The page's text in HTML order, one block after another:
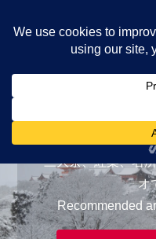
おすすめ/
三大祭、紅葉、名
オ
Recommended